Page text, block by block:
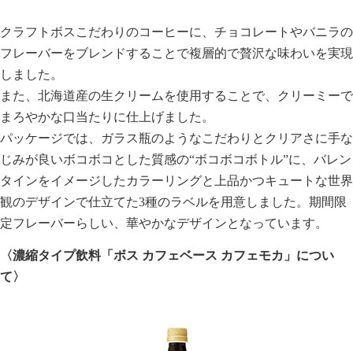
クラフトボスこだわりのコーヒーに、チョコレートやバニラの
フレーバーをブレンドすることで複層的で贅沢な味わいを実現
しました。
また、北海道産の生クリームを使用することで、クリーミーで
まろやかな口当たりに仕上げました。
パッケージでは、ガラス瓶のようなこだわりとクリアさに手な
じみが良いボコボコとした質感の“ボコボコボトル”に、バレン
タインをイメージしたカラーリングと上品かつキュートな世界
観のデザインで仕立てた3種のラベルを用意しました。期間限
定フレーバーらしい、華やかなデザインとなっています。
〈濃縮タイプ飲料「ボス カフェベース カフェモカ」につい
て〉